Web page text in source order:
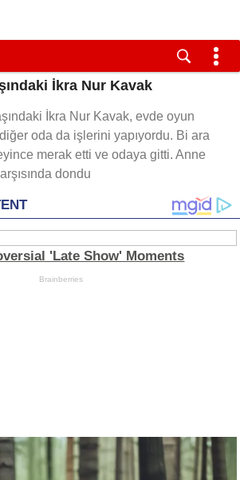
İkra Nur Kavak
İkra Nur Kavak, evde oyun
oda da işlerini yapıyordu. Bi ara
merak etti ve odaya gitti. Anne
dondu